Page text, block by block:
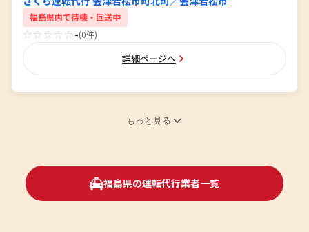
福島県内で待機・回送中
☆☆☆☆☆ -(0件)
詳細ページへ
もっと見る
福島県の運転代行業者一覧